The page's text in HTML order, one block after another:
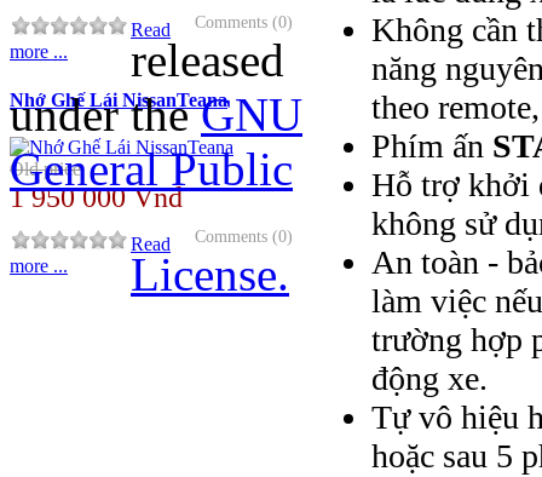
Không cần
năng
theo
Phím ấn
Hỗ trợ khởi
không sử
An toàn -
làm việc
trường hợp
động xe.
Tự vô hiệu
hoặc sau 5
Comments (0)
Read
more ...
Nhớ Ghế Lái NissanTeana
Old price
1 950 000 Vnđ
Comments (0)
Read
more ...
released
under theGNU
General Public
License.